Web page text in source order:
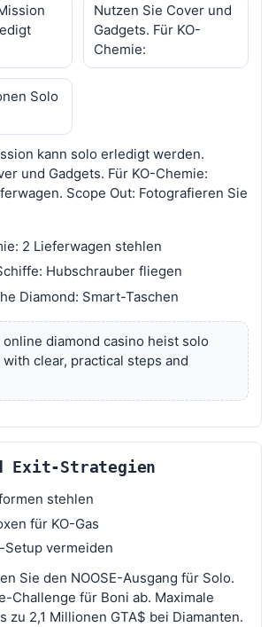
Nutzen Sie Cover und
Gadgets. Für KO-
Chemie:
Solo
kann solo erledigt werden.
und Gadgets. Für KO-Chemie:
Scope Out: Fotografieren Sie
2 Lieferwagen stehlen
Hubschrauber fliegen
Diamond: Smart-Taschen
diamond casino heist solo
clear, practical steps and
Exit-Strategien
stehlen
für KO-Gas
Setup vermeiden
Sie den NOOSE-Ausgang für Solo.
Challenge für Boni ab. Maximale
zu 2,1 Millionen GTA$ bei Diamanten.